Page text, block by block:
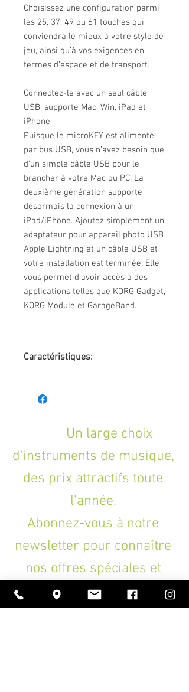
Choisissez une configuration parmi
les 25, 37, 49 ou 61 touches qui
conviendra le mieux à votre style de
jeu, ainsi qu’à vos exigences en
termes d’espace et de transport.
Connectez-le avec un seul câble
USB, supporte Mac, Win, iPad et
iPhone
Puisque le microKEY est alimenté
par bus USB, vous n’avez besoin que
d’un simple câble USB pour le
brancher à votre Mac ou PC. La
deuxième génération supporte
désormais la connexion à un
iPad/iPhone. Ajoutez simplement un
adaptateur pour appareil photo USB
Apple Lightning et un câble USB et
votre installation est terminée. Elle
vous permet d’avoir accès à des
applications telles que KORG Gadget,
KORG Module et GarageBand.
Caractéristiques:
- Port USB
- Touches Octave Up/Down
- Alimentation via USB
- Inclus : Logiciels Korg Bundle Code et
- Dimensions : 565 x 139 x 54 mm
- Poids : 1,0 kg
Un large choix
d'instruments de musique,
des prix attractifs toute
l'année.
Abonnez-vous à notre
newsletter pour connaître
nos offres spéciales et
promotions.